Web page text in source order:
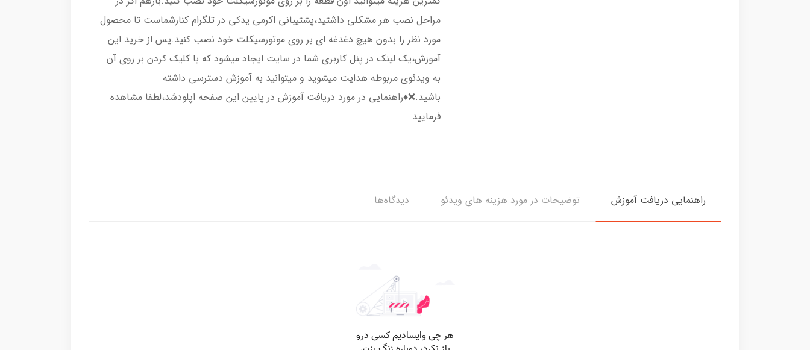
مراحل نصب هر مشکلی داشتید،پشتیبانی اکرمی یدکی در تلگرام کنارشماست تا محصول
مورد نظر را بدون هیچ دغدغه ای بر روی موتورسیکلت خود نصب کنید.پس از خرید این
آموزش،یک لینک در پنل کاربری شما در سایت ایجاد میشود که با کلیک کردن بر روی آن
به ویدئوی مربوطه هدایت میشوید و میتوانید به آموزش دسترسی داشته
باشید.❌♦️راهنمایی در مورد دریافت آموزش در پایین این صفحه اپلودشد،لطفا مشاهده
فرمایید
راهنمایی دریافت آموزش توضیحات در مورد هزینه های ویدئو دیدگاه‌ها